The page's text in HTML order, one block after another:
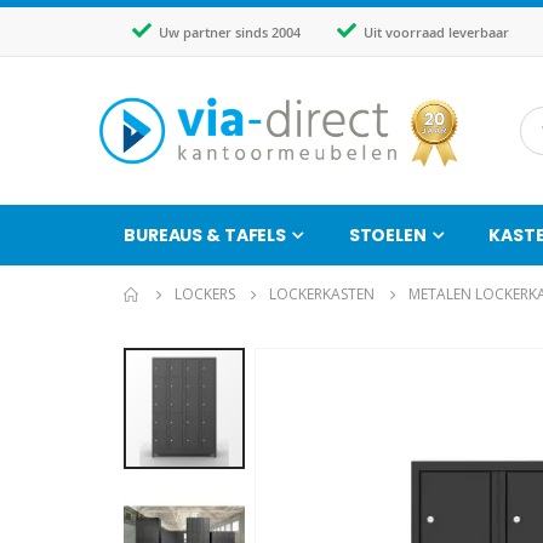
Uw partner sinds 2004 Uit voorraad leverbaar
BUREAUS & TAFELS STOELEN
LOCKERS LOCKERKASTEN METALEN
naar
einde
van
de
afbeeldingen-